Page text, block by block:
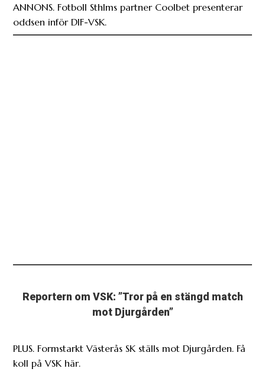
ANNONS. Fotboll Sthlms partner Coolbet presenterar
oddsen inför DIF-VSK.
Reportern om VSK: ”Tror på en stängd match
mot Djurgården”
PLUS. Formstarkt Västerås SK ställs mot Djurgården. Få
koll på VSK här.